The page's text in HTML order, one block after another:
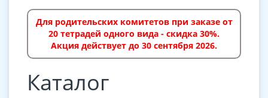
Для родительских комитетов при заказе от
20 тетрадей одного вида - скидка 30%.
Акция действует до 30 сентября 2026.
Каталог